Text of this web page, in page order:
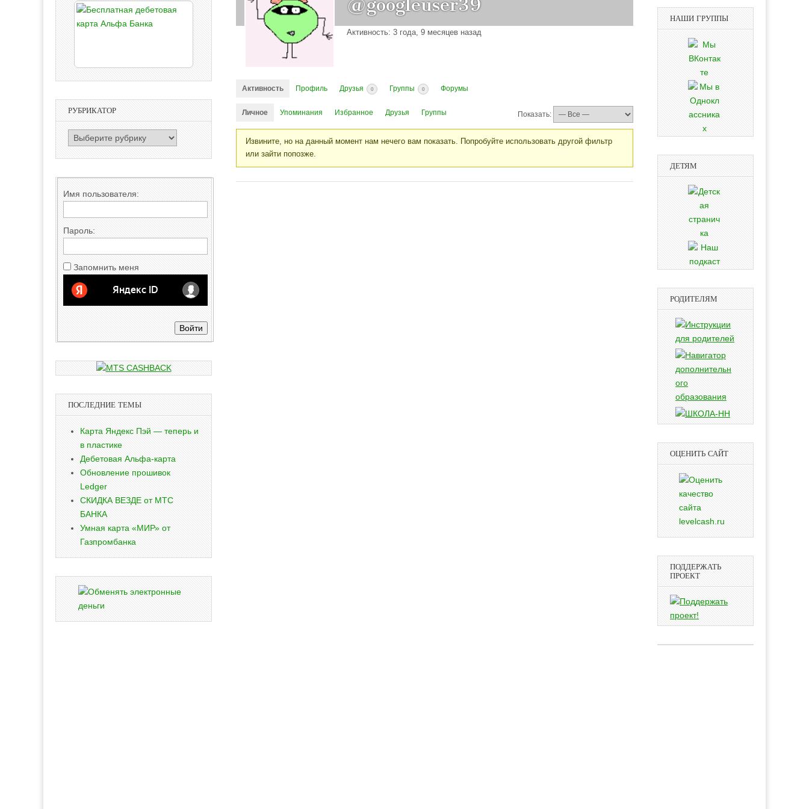
@googleuser39
Активность: 3 года, 9 месяцев назад
Активность Профиль Друзья 0 Группы 0 Форумы
Личное Упоминания Избранное Друзья Группы Показать:
Извините, но на данный момент нам нечего вам показать. Попробуйте использовать другой фильтр
или зайти попозже.
РУБРИКАТОР
РУБРИКАТОР
Имя пользователя:
Пароль:
Запомнить меня
Войти
ПОСЛЕДНИЕ ТЕМЫ
Карта Яндекс Пэй — теперь и
в пластике
Дебетовая Альфа-карта
Обновление прошивок
Ledger
СКИДКА ВЕЗДЕ от МТС
БАНКА
Умная карта «МИР» от
Газпромбанка
НАШИ ГРУППЫ
ДЕТЯМ
РОДИТЕЛЯМ
ОЦЕНИТЬ САЙТ
ПОДДЕРЖАТЬ
ПРОЕКТ